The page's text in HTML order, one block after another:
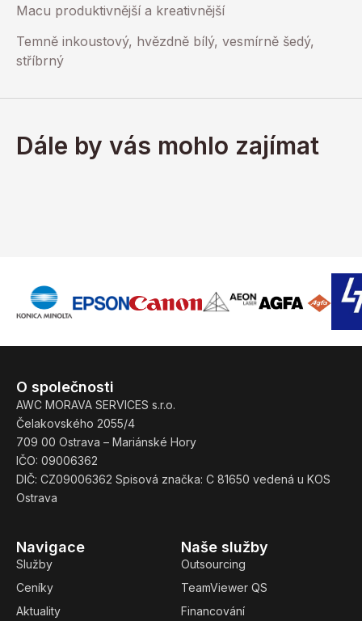
Macu produktivnější a kreativnější
Temně inkoustový, hvězdně bílý, vesmírně šedý,
stříbrný
Dále by vás mohlo zajímat
Naše služby
Outsourcing
TeamViewer QS
Financování
Navigace
Služby
Ceníky
Aktuality
O společnosti
AWC MORAVA SERVICES s.r.o.
Čelakovského 2055/4
709 00 Ostrava – Mariánské Hory
IČO: 09006362
DIČ: CZ09006362 Spisová značka: C 81650 vedená u KOS
Ostrava